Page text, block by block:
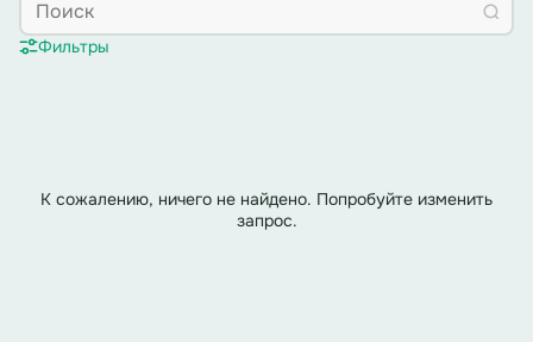
Фильтры
К сожалению, ничего не найдено. Попробуйте изменить
запрос.